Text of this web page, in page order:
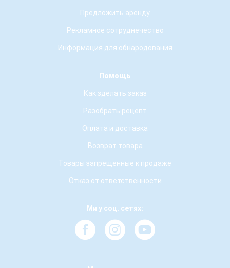
Предложить аренду
Рекламное сотруднечество
Информация для обнародования
Помощь
Как зделать заказ
Разобрать рецепт
Оплата и доставка
Возврат товара
Товары запрещенные к продаже
Отказ от ответственности
Ми у соц. сетях: